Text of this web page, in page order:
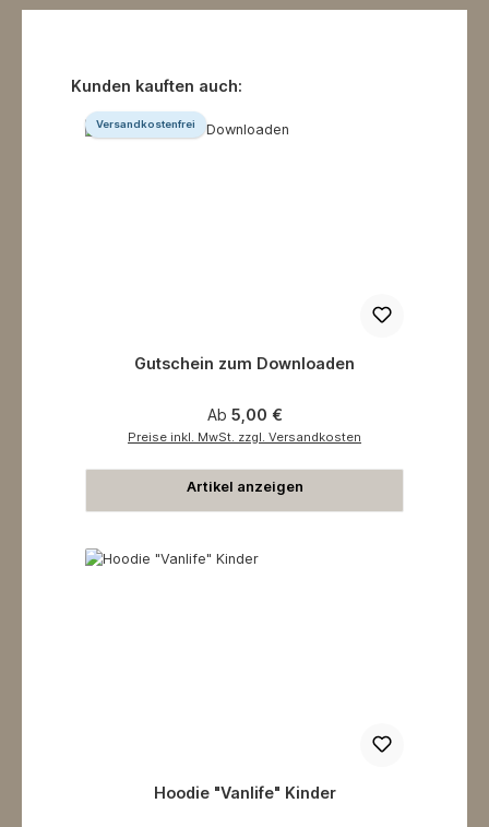
Produktgalerie überspringen
Kunden kauften auch:
Versandkostenfrei
Gutschein zum Downloaden
Regulärer Preis:
Ab 5,00 €
Preise inkl. MwSt. zzgl. Versandkosten
Artikel anzeigen
Hoodie "Vanlife" Kinder